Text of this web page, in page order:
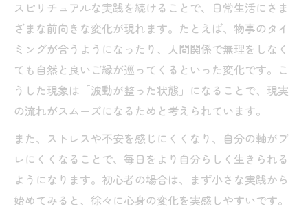
スピリチュアルな実践を続けることで、日常生活にさま
ざまな前向きな変化が現れます。たとえば、物事のタイ
ミングが合うようになったり、人間関係で無理をしなく
ても自然と良いご縁が巡ってくるといった変化です。こ
うした現象は「波動が整った状態」になることで、現実
の流れがスムーズになるためと考えられています。
また、ストレスや不安を感じにくくなり、自分の軸がブ
レにくくなることで、毎日をより自分らしく生きられる
ようになります。初心者の場合は、まず小さな実践から
始めてみると、徐々に心身の変化を実感しやすいです。